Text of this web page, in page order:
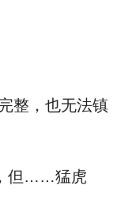
整，也无法镇
但……猛虎